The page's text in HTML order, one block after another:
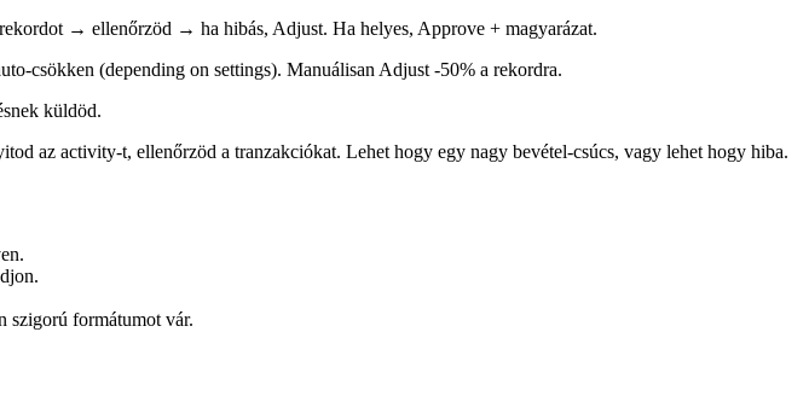
→ ellenőrzöd → ha hibás, Adjust. Ha helyes, Approve + magyarázat.
csökken (depending on settings). Manuálisan Adjust -50% a rekordra.
küldöd.
az activity-t, ellenőrzöd a tranzakciókat. Lehet hogy egy nagy bevétel-csúcs, vagy lehet hogy hiba.
szigorú formátumot vár.